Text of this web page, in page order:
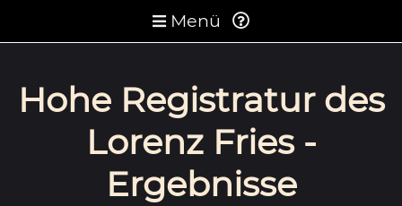
Menü
Hohe Registratur des
Lorenz Fries -
Ergebnisse